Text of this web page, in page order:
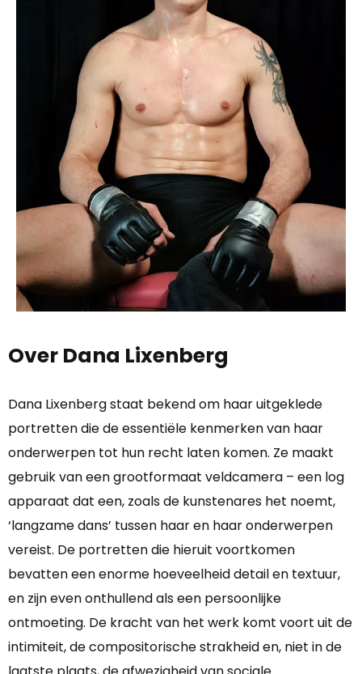
Over Dana Lixenberg
Dana Lixenberg staat bekend om haar uitgeklede
portretten die de essentiële kenmerken van haar
onderwerpen tot hun recht laten komen. Ze maakt
gebruik van een grootformaat veldcamera – een log
apparaat dat een, zoals de kunstenares het noemt,
‘langzame dans’ tussen haar en haar onderwerpen
vereist. De portretten die hieruit voortkomen
bevatten een enorme hoeveelheid detail en textuur,
en zijn even onthullend als een persoonlijke
ontmoeting. De kracht van het werk komt voort uit de
intimiteit, de compositorische strakheid en, niet in de